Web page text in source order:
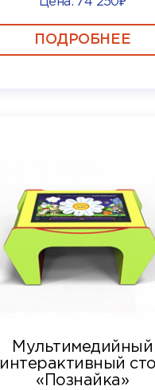
ПОДРОБНЕЕ
Мультимедийный
интерактивный
«Познайка»